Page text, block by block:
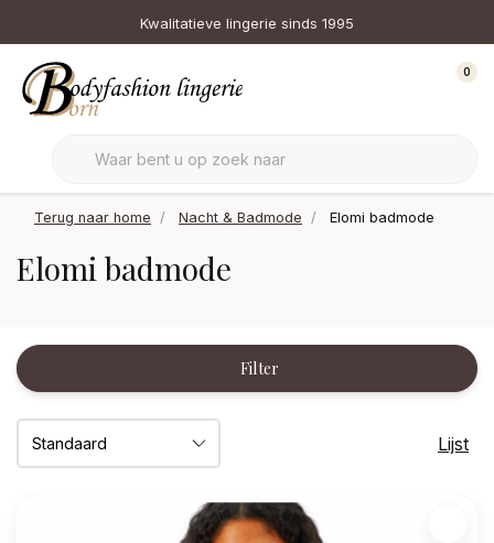
Kwalitatieve lingerie sinds 1995
0
Terug naar home Nacht & Badmode Elomi badmode
Elomi badmode
Filter
Lijst